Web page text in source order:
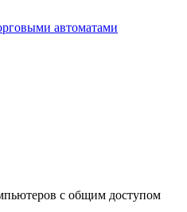
с общим доступом